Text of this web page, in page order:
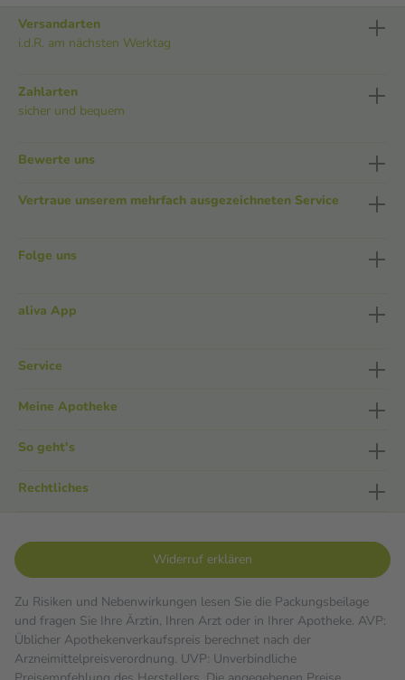
Versandarten
i.d.R. am nächsten Werktag
Zahlarten
sicher und bequem
Bewerte uns
Vertraue unserem mehrfach ausgezeichneten Service
Folge uns
aliva App
Service
Meine Apotheke
So geht's
Rechtliches
Widerruf erklären
Zu Risiken und Nebenwirkungen lesen Sie die Packungsbeilage
und fragen Sie Ihre Ärztin, Ihren Arzt oder in Ihrer Apotheke. AVP:
Üblicher Apothekenverkaufspreis berechnet nach der
Arzneimittelpreisverordnung. UVP: Unverbindliche